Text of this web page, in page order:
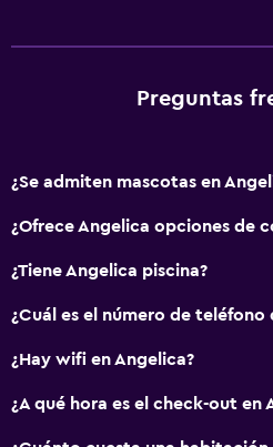
Preguntas
¿Se admiten mascotas en
¿Ofrece Angelica opciones de
¿Tiene Angelica piscina?
¿Cuál es el número de teléfono
¿Hay wifi en Angelica?
¿A qué hora es el check-out en